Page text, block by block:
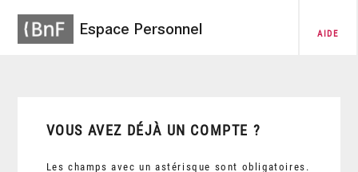
Espace Personnel AIDE
VOUS AVEZ DÉJÀ UN COMPTE ?
Les champs avec un astérisque sont obligatoires.